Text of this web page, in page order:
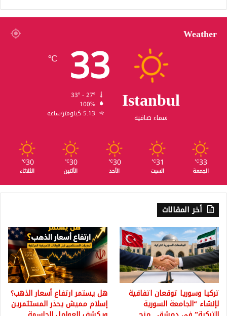
Weather
Istanbul
سماء صافية
33
℃
100%
5.13 كيلومتر/ساعة
33
℃
الجمعة
31
℃
السبت
30
℃
الأحد
30
℃
الأثنين
30
℃
الثلاثاء
أخر المقالات
تركيا وسوريا توقعان اتفاقية
لإنشاء “الجامعة السورية
هل يستمر ارتفاع أسعار الذهب؟
إسلام مميش يحذر المستثمرين